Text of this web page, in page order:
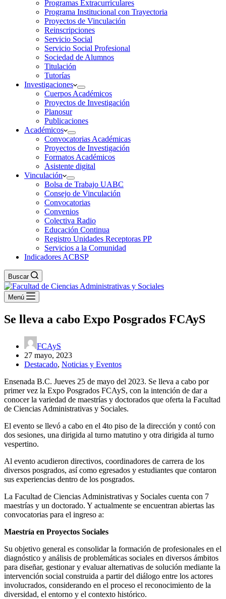
Programas Extracurriculares
Programa Institucional con Trayectoria
Proyectos de Vinculación
Reinscripciones
Servicio Social
Servicio Social Profesional
Sociedad de Alumnos
Titulación
Tutorías
Investigaciones
Cuerpos Académicos
Proyectos de Investigación
Planosur
Publicaciones
Académicos
Convocatorias Académicas
Proyectos de Investigación
Formatos Académicos
Asistente digital
Vinculación
Bolsa de Trabajo UABC
Consejo de Vinculación
Convocatorias
Convenios
Colectiva Radio
Educación Continua
Registro Unidades Receptoras PP
Servicios a la Comunidad
Indicadores ACBSP
Buscar
Menú
Se lleva a cabo Expo Posgrados FCAyS
FCAyS
27 mayo, 2023
Destacado, Noticias y Eventos
Ensenada B.C. Jueves 25 de mayo del 2023. Se lleva a cabo por
primer vez la Expo Posgrados FCAyS, con la intención de dar a
conocer la variedad de maestrías y doctorados que oferta la Facultad
de Ciencias Administrativas y Sociales.
El evento se llevó a cabo en el 4to piso de la dirección y contó con
dos sesiones, una dirigida al turno matutino y otra dirigida al turno
vespertino.
Al evento acudieron directivos, coordinadores de carrera de los
diversos posgrados, así como egresados y estudiantes que contaron
sus experiencias dentro de los posgrados.
La Facultad de Ciencias Administrativas y Sociales cuenta con 7
maestrías y un doctorado. Y actualmente se encuentran abiertas las
convocatorias para el ingreso a:
Maestría en Proyectos Sociales
Su objetivo general es consolidar la formación de profesionales en el
diagnóstico y análisis de problemáticas sociales en diversos ámbitos
para diseñar, gestionar y evaluar alternativas de solución mediante la
intervención social construida a partir del diálogo entre los actores
involucrados, considerando en el proceso el reconocimiento de la
diversidad, el entorno y el contexto histórico.